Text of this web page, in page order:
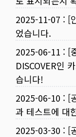
2025-11-07 : [
었습니다.
2025-06-11 : [
DISCOVER인
습니다!
2025-06-10 : [
과 테스트에 대
2025-03-30 : [